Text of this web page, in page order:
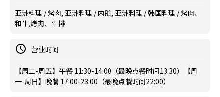
亚洲料理 / 烤肉, 亚洲料理 / 内脏, 亚洲料理 / 韩国料理 / 烤肉、
和牛,烤肉、牛排
营业时间
【周二-周五】午餐 11:30-14:00（最晚点餐时间13:30）【周
一-周日】晚餐 17:00-23:00（最晚点餐时间22:00）